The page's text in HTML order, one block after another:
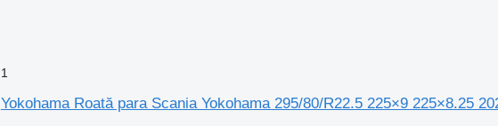
1
Yokohama Roată para Scania Yokohama 295/80/R22.5 225×9 225×8.25